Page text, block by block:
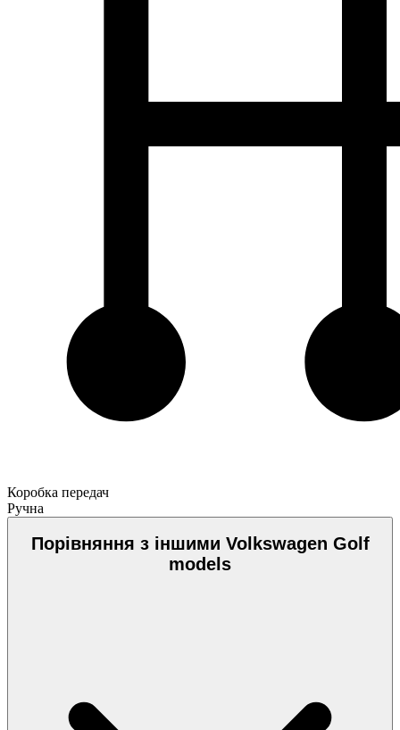
Коробка передач
Ручна
Порівняння з іншими Volkswagen Golf
models